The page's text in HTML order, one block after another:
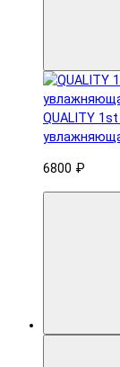
QUALITY 1st
6800 ₽